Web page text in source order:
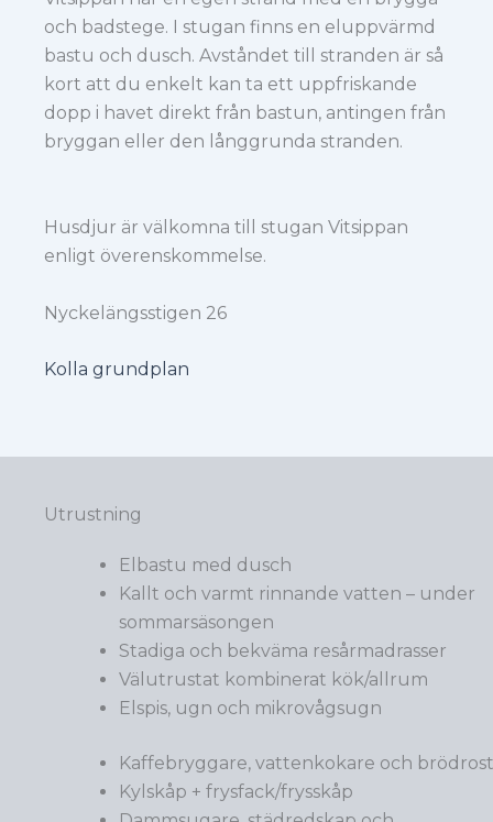
och badstege. I stugan finns en eluppvärmd
bastu och dusch. Avståndet till stranden är så
kort att du enkelt kan ta ett uppfriskande
dopp i havet direkt från bastun, antingen från
bryggan eller den långgrunda stranden.
Husdjur är välkomna till stugan Vitsippan
enligt överenskommelse.
Nyckelängsstigen 26
Kolla grundplan
Utrustning
Elbastu med dusch
Kallt och varmt rinnande vatten – under
sommarsäsongen
Stadiga och bekväma resårmadrasser
Välutrustat kombinerat kök/allrum
Elspis, ugn och mikrovågsugn
Kaffebryggare, vattenkokare och brödrost
Kylskåp + frysfack/frysskåp